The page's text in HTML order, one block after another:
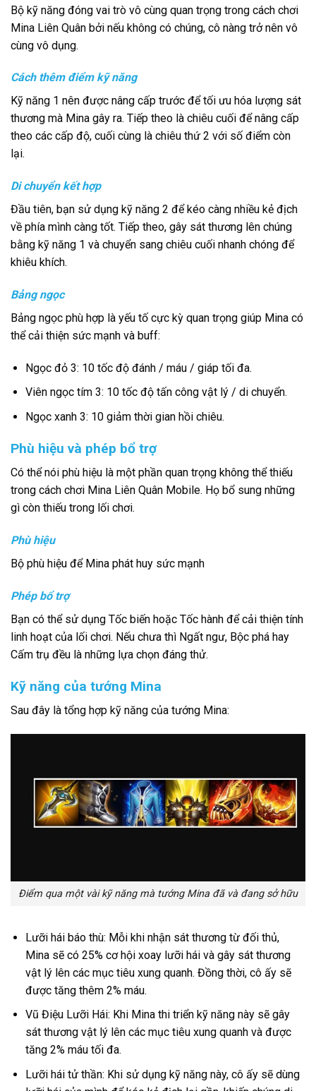
Bộ kỹ năng đóng vai trò vô cùng quan trọng trong cách chơi
Mina Liên Quân bởi nếu không có chúng, cô nàng trở nên vô
cùng vô dụng.
Cách thêm điểm kỹ năng
Kỹ năng 1 nên được nâng cấp trước để tối ưu hóa lượng sát
thương mà Mina gây ra. Tiếp theo là chiêu cuối để nâng cấp
theo các cấp độ, cuối cùng là chiêu thứ 2 với số điểm còn
lại.
Di chuyển kết hợp
Đầu tiên, bạn sử dụng kỹ năng 2 để kéo càng nhiều kẻ địch
về phía mình càng tốt. Tiếp theo, gây sát thương lên chúng
bằng kỹ năng 1 và chuyển sang chiêu cuối nhanh chóng để
khiêu khích.
Bảng ngọc
Bảng ngọc phù hợp là yếu tố cực kỳ quan trọng giúp Mina có
thể cải thiện sức mạnh và buff:
Ngọc đỏ 3: 10 tốc độ đánh / máu / giáp tối đa.
Viên ngọc tím 3: 10 tốc độ tấn công vật lý / di chuyển.
Ngọc xanh 3: 10 giảm thời gian hồi chiêu.
Phù hiệu và phép bổ trợ
Có thể nói phù hiệu là một phần quan trọng không thể thiếu
trong cách chơi Mina Liên Quân Mobile. Họ bổ sung những
gì còn thiếu trong lối chơi.
Phù hiệu
Bộ phù hiệu để Mina phát huy sức mạnh
Phép bổ trợ
Bạn có thể sử dụng Tốc biến hoặc Tốc hành để cải thiện tính
linh hoạt của lối chơi. Nếu chưa thì Ngất ngư, Bộc phá hay
Cấm trụ đều là những lựa chọn đáng thử.
Kỹ năng của tướng Mina
Sau đây là tổng hợp kỹ năng của tướng Mina:
Điểm qua một vài kỹ năng mà tướng Mina đã và đang sở hữu
Lưỡi hái báo thù: Mỗi khi nhận sát thương từ đối thủ,
Mina sẽ có 25% cơ hội xoay lưỡi hái và gây sát thương
vật lý lên các mục tiêu xung quanh. Đồng thời, cô ấy sẽ
được tăng thêm 2% máu.
Vũ Điệu Lưỡi Hái: Khi Mina thi triển kỹ năng này sẽ gây
sát thương vật lý lên các mục tiêu xung quanh và được
tăng 2% máu tối đa.
Lưỡi hái tử thần: Khi sử dụng kỹ năng này, cô ấy sẽ dùng